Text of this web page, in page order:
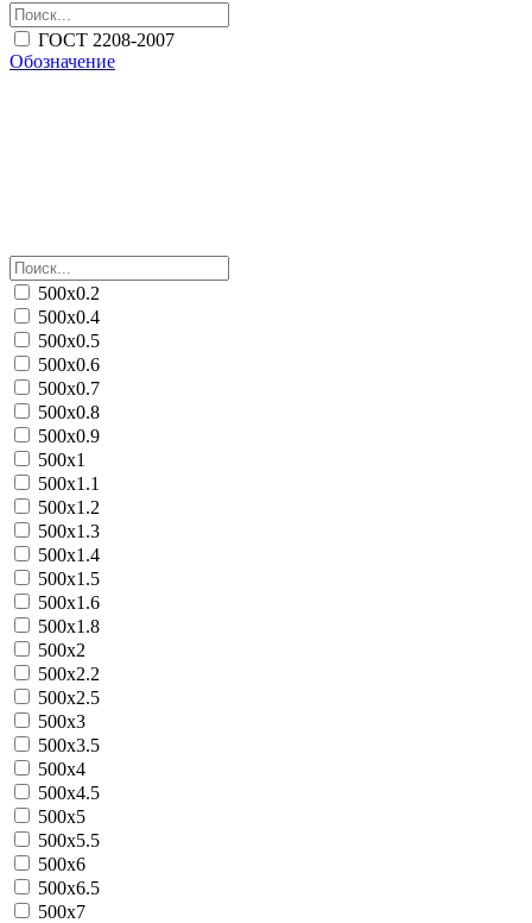
ГОСТ 2208-2007
Обозначение
500х0.2
500х0.4
500х0.5
500х0.6
500х0.7
500х0.8
500х0.9
500х1
500х1.1
500х1.2
500х1.3
500х1.4
500х1.5
500х1.6
500х1.8
500х2
500х2.2
500х2.5
500х3
500х3.5
500х4
500х4.5
500х5
500х5.5
500х6
500х6.5
500х7